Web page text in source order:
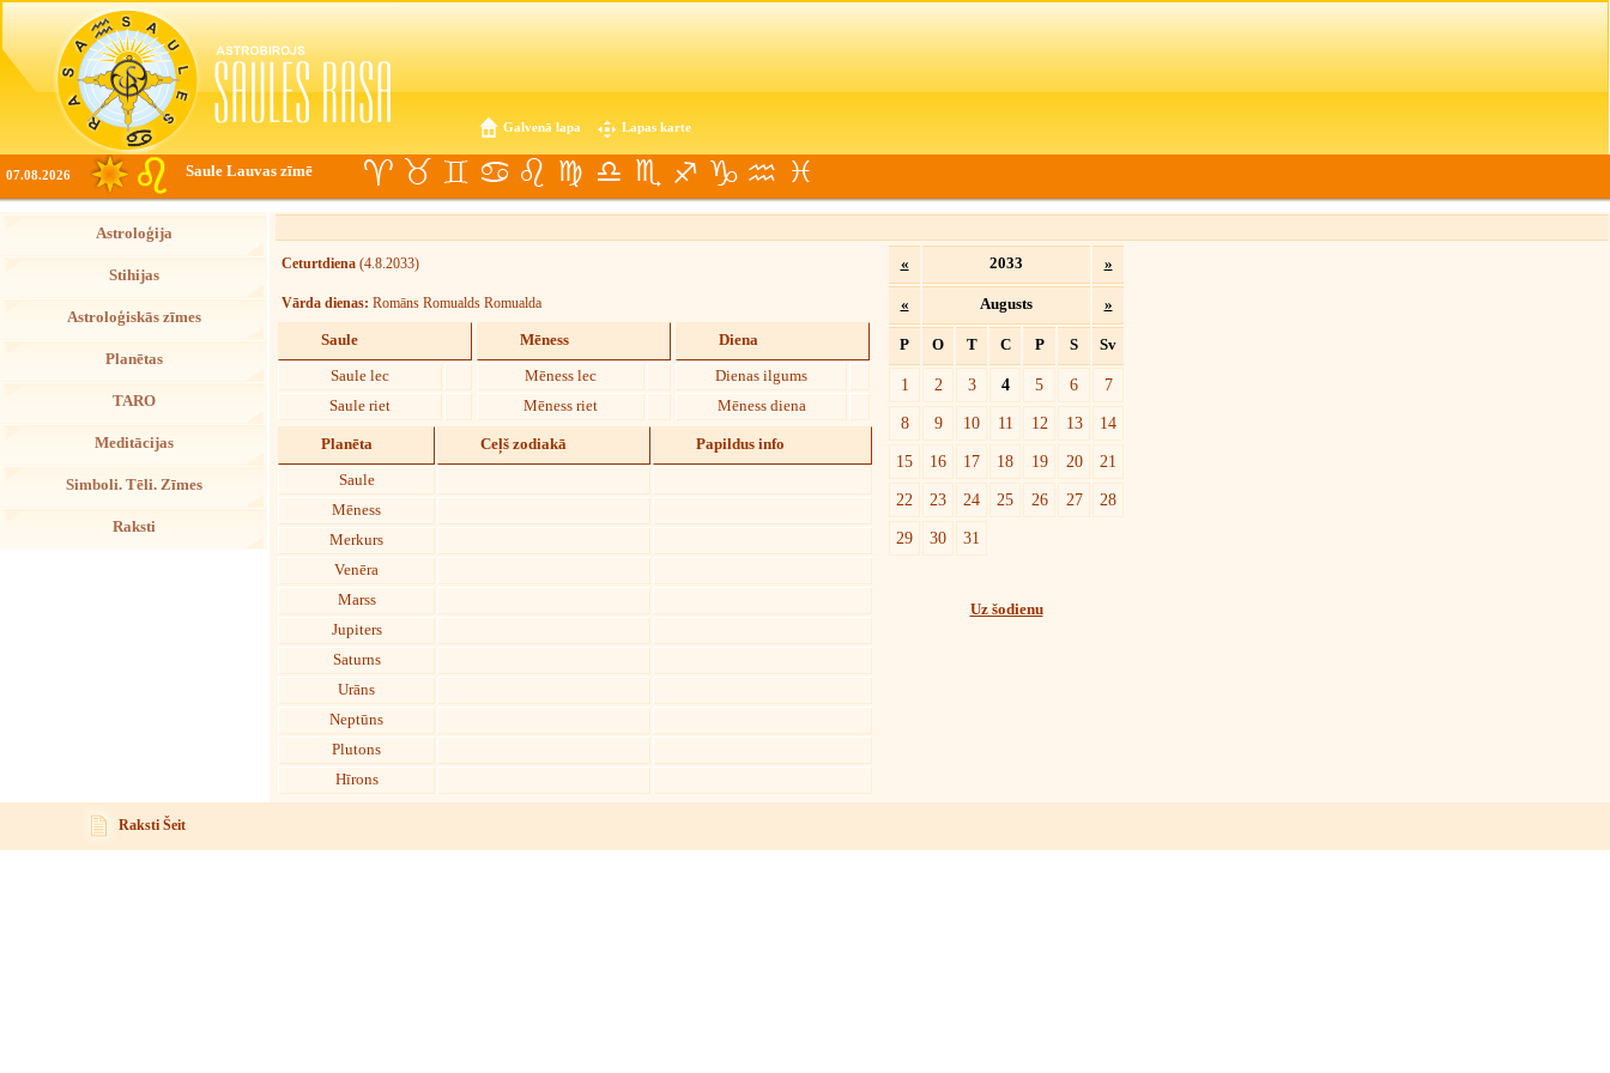
Galvenā lapa Lapas karte
07.08.2026 Saule Lauvas zīmē
Astroloģija
Stihijas
Astroloģiskās zīmes
Planētas
TARO
Meditācijas
Simboli. Tēli. Zīmes
Raksti
Ceturtdiena (4.8.2033)
Vārda dienas: Romāns Romualds Romualda
Saule
Saule lec
Saule riet
Mēness
Mēness lec
Mēness riet
Diena
Dienas ilgums
Mēness diena
Planēta Ceļš zodiakā Papildus info
Saule
Mēness
Merkurs
Venēra
Marss
Jupiters
Saturns
Urāns
Neptūns
Plutons
Hīrons
« 2033 »
« Augusts »
P O T C P S Sv
1 2 3 4 5 6
7
8
9 10 11 12 13
14
15
16 17 18 19 20
21
22
23 24 25 26 27
28
29
30 31
Uz šodienu
Raksti Šeit